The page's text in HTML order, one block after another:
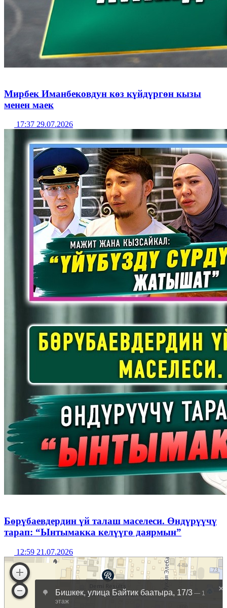
Мирбек Иманбековдун көз күйдүргөн кызы
менен маек
17:37 29.07.2026
Бөрүбаевдердин үй талаш маселеси. Өндүрүүчү
тарап: “Ынтымакка келүүгө даярмын”
12:59 21.07.2026